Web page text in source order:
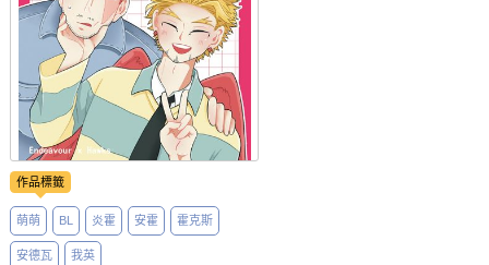
作品標籤
萌萌 BL 炎霍 安霍 霍克斯
安德瓦 我英